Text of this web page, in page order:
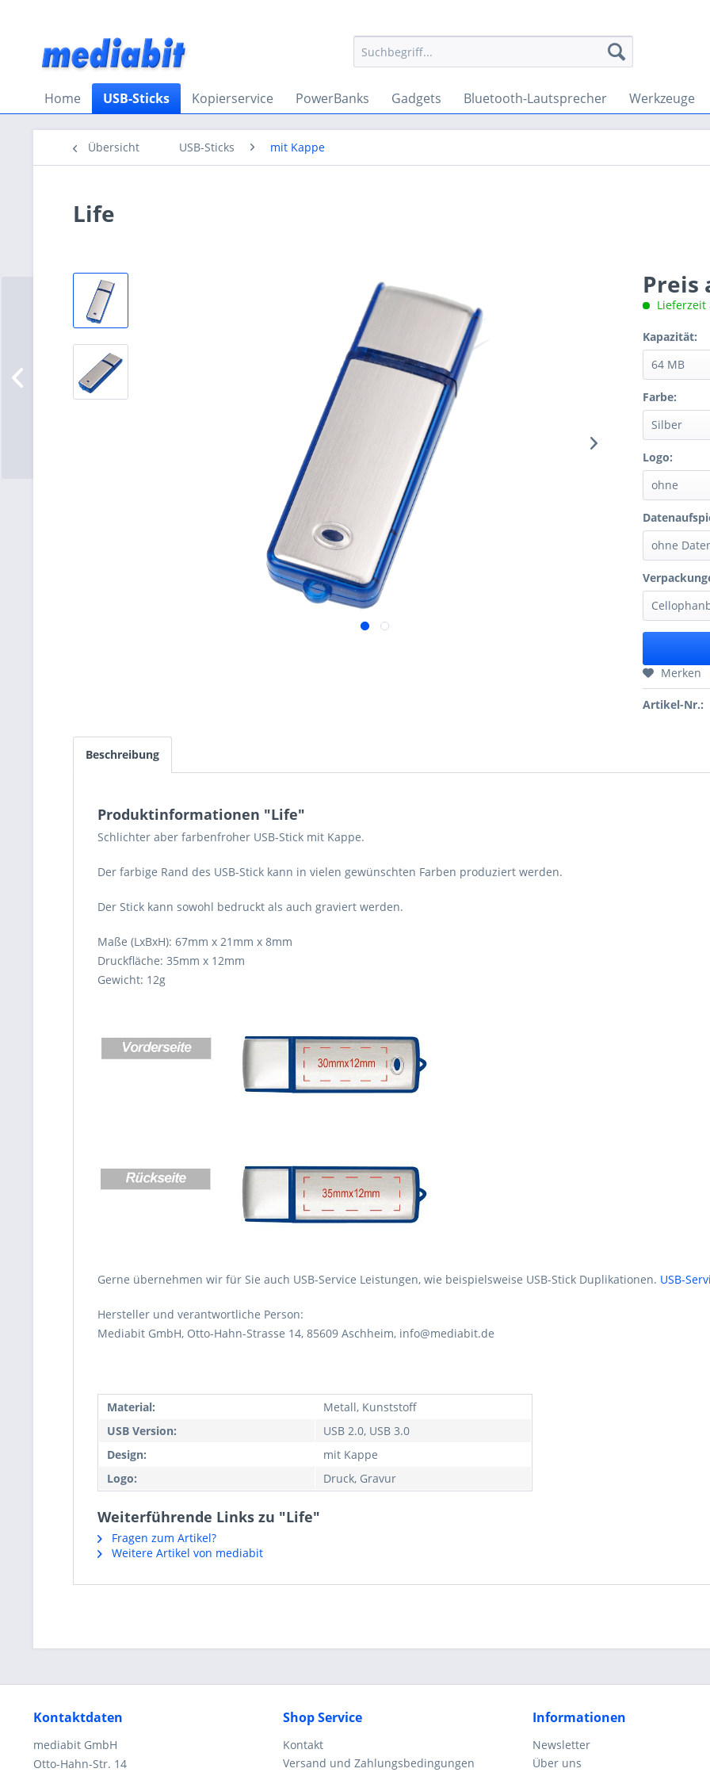
Home USB-Sticks Kopierservice PowerBanks Gadgets Bluetooth-Lautsprecher Werkzeuge
Übersicht USB-Sticks mit Kappe
Life
Preis
Lieferzeit
Kapazität:
Farbe:
Logo:
Merken
Artikel-Nr.:
Beschreibung
Produktinformationen "Life"
Schlichter aber farbenfroher USB-Stick mit Kappe.
Der farbige Rand des USB-Stick kann in vielen gewünschten Farben produziert werden.
Der Stick kann sowohl bedruckt als auch graviert werden.
Maße (LxBxH): 67mm x 21mm x 8mm
Druckfläche: 35mm x 12mm
Gewicht: 12g
Gerne übernehmen wir für Sie auch USB-Service Leistungen, wie beispielsweise USB-Stick Duplikationen. USB-
Hersteller und verantwortliche Person:
Mediabit GmbH, Otto-Hahn-Strasse 14, 85609 Aschheim, info@mediabit.de
Material:
Metall, Kunststoff
USB Version:
USB 2.0, USB 3.0
Design:
mit Kappe
Logo:
Druck, Gravur
Weiterführende Links zu "Life"
Fragen zum Artikel?
Weitere Artikel von mediabit
Kontaktdaten
mediabit GmbH
Otto-Hahn-Str. 14
Shop Service
Kontakt
Versand und Zahlungsbedingungen
Informationen
Newsletter
Über uns